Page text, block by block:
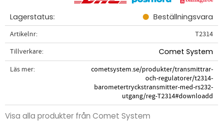
Lagerstatus Beställningsvara
Artikelnr
T2314
Tillverkare
Comet System
Läs mer
cometsystem.se/produkter/transmittrar-
och-regulatorer/t2314-
barometertryckstransmitter-med-rs232-
utgang/reg-T2314#downloadd
Visa alla produkter från Comet System